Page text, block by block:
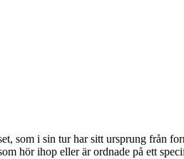
som i sin tur har sitt ursprung från
hör ihop eller är ordnade på ett